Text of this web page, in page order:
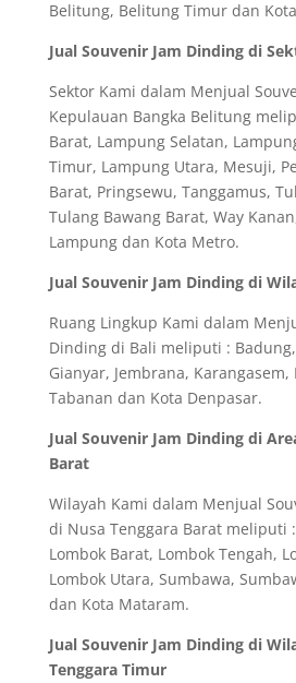
Belitung, Belitung Timur dan
Jual Souvenir Jam Dinding di
Sektor Kami dalam Menjual
Kepulauan Bangka Belitung
Barat, Lampung Selatan,
Timur, Lampung Utara, Mesuji,
Barat, Pringsewu, Tanggamus,
Tulang Bawang Barat, Way
Lampung dan Kota Metro.
Jual Souvenir Jam Dinding di
Ruang Lingkup Kami dalam
Dinding di Bali meliputi :
Gianyar, Jembrana, Karangasem,
Tabanan dan Kota Denpasar.
Jual Souvenir Jam Dinding di
Barat
Wilayah Kami dalam Menjual
di Nusa Tenggara Barat meliputi
Lombok Barat, Lombok Tengah,
Lombok Utara, Sumbawa,
dan Kota Mataram.
Jual Souvenir Jam Dinding di
Tenggara Timur